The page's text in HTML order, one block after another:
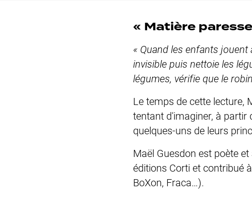
« Matière
« Quand les enfants jouent
invisible puis nettoie les
légumes, vérifie que le
Le temps de cette lecture,
tentant d'imaginer, à partir
quelques-uns de leurs
Maël Guesdon est poète
éditions Corti et contribué
BoXon, Fraca…).